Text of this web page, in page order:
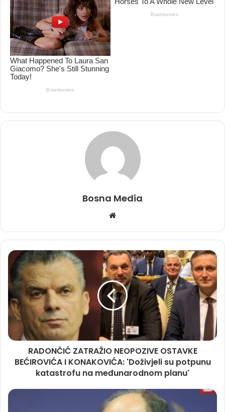
Bosna Media
Website
RADONČIĆ ZATRAŽIO NEOPOZIVE OSTAVKE
BEĆIROVIĆA I KONAKOVIĆA: 'Doživjeli su potpunu
katastrofu na međunarodnom planu'